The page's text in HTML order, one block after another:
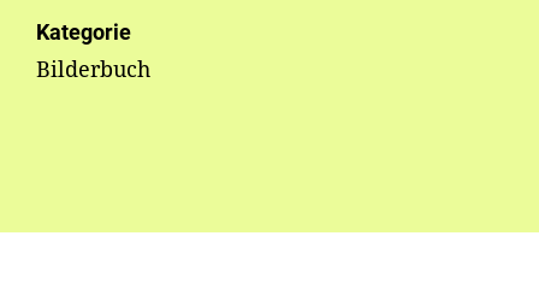
Kategorie
Bilderbuch